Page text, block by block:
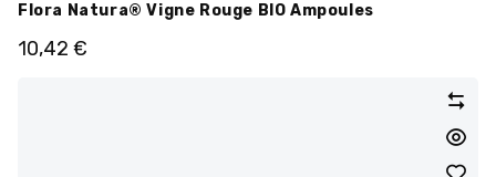
Flora Natura® Vigne Rouge BIO Ampoules
10,42 €